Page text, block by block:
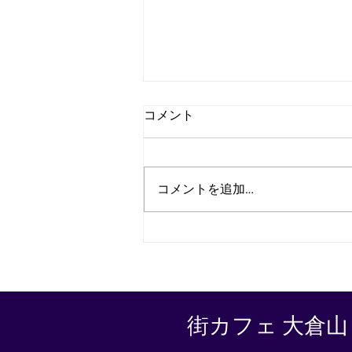
コメント
コメントを追加…
街カフェ 大倉